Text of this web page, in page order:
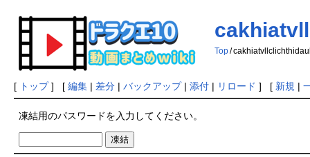
Top /
[ トップ] [ 編集| 差分| バックアップ| 添付| リロード ] [ 新規 |
凍結用のパスワードを入力してください。